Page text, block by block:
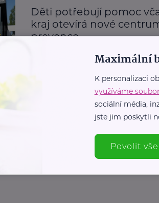
Děti potřebují pomoc
kraj otevírá nové
prevence
Krizová situace
Další články
Maximální
K personalizaci
využíváme
sociální média,
jste jim poskytli
Povolit vše